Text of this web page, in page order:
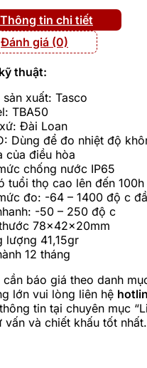
Thông tin chi tiết
Đánh giá (0)
thuật:
sản xuất: Tasco
TBA50
Đài Loan
Dùng để đo nhiệt độ
của điều hòa
chống nước IP65
tuổi thọ cao lên đến 100h
đo: -64 – 1400 độ c
-50 – 250 độ c
78x42x20mm
lượng 41,15gr
12 tháng
cần báo giá theo danh
lớn vui lòng liên hệ
tin tại chuyên mục
vấn và chiết khấu tốt nhất.